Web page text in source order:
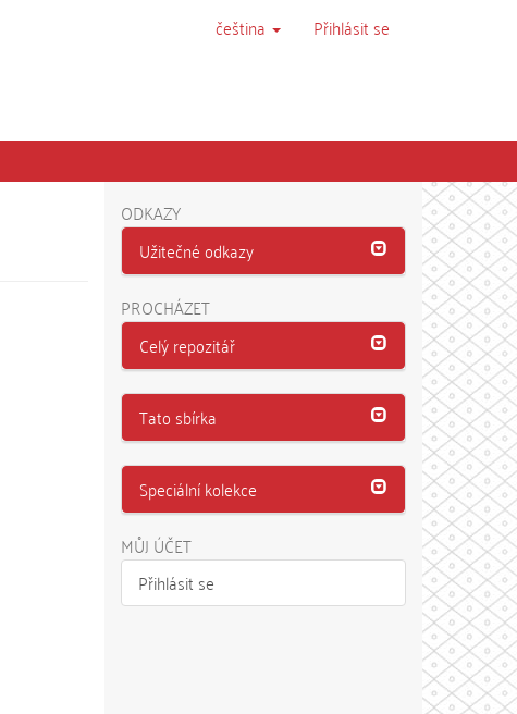
čeština Přihlásit se
ODKAZY
Užitečné odkazy
PROCHÁZET
Celý repozitář
Tato sbírka
Speciální kolekce
MŮJ ÚČET
Přihlásit se